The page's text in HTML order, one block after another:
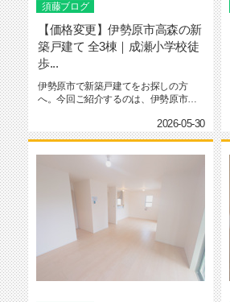
須藤ブログ
【価格変更】伊勢原市高森の新
築戸建て 全3棟｜成瀬小学校徒
歩...
伊勢原市で新築戸建てをお探しの方
へ。今回ご紹介するのは、伊勢原市高
2026-05-30